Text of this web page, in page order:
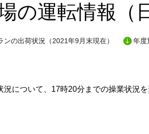
の運転情報（
ンの出荷状況（2021年9月末現在） 年度
について、17時20分までの操業状況